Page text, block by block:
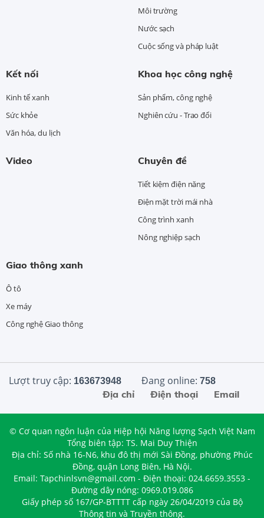
Môi trường
Nước sạch
Cuộc sống và pháp luật
Kết nối
Kinh tế xanh
Sức khỏe
Văn hóa, du lịch
Khoa học công nghệ
Sản phẩm, công nghệ
Nghiên cứu - Trao đổi
Video Chuyên đề
Tiết kiệm điện năng
Điện mặt trời mái nhà
Công trình xanh
Nông nghiệp sạch
Giao thông xanh
Ô tô
Xe máy
Công nghệ Giao thông
Lượt truy cập: 163673948 Đang online: 758
Email
Điện thoại
Địa chỉ
© Cơ quan ngôn luận của Hiệp hội Năng lượng Sạch Việt Nam
Tổng biên tập: TS. Mai Duy Thiện
Địa chỉ: Số nhà 16-N6, khu đô thị mới Sài Đồng, phường Phúc
Đồng, quận Long Biên, Hà Nội.
Email: Tapchinlsvn@gmail.com - Điện thoại: 024.6659.3553 -
Đường dây nóng: 0969.019.086
Giấy phép số 167/GP-BTTTT cấp ngày 26/04/2019 của Bộ
Thông tin và Truyền thông.